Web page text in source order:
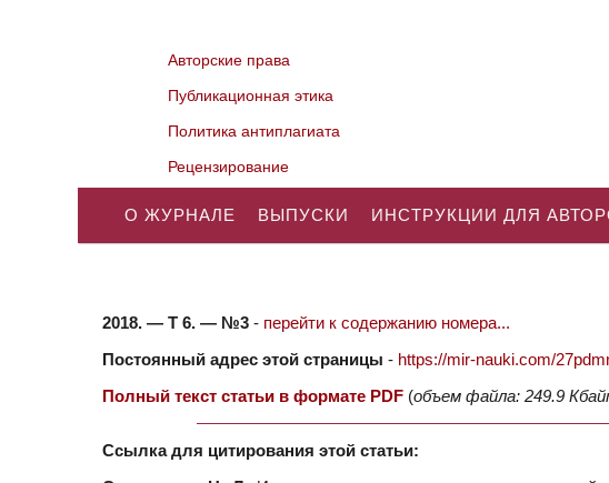
Авторские права
Публикационная этика
Политика антиплагиата
Рецензирование
О ЖУРНАЛЕ ВЫПУСКИ ИНСТРУКЦИИ ДЛЯ
2018. — Т 6. — №3 - перейти к содержанию номера...
Постоянный адрес этой страницы - https://mir-nauki.com/
Полный текст статьи в формате PDF (объем файла: 249.9
Ссылка для цитирования этой статьи: